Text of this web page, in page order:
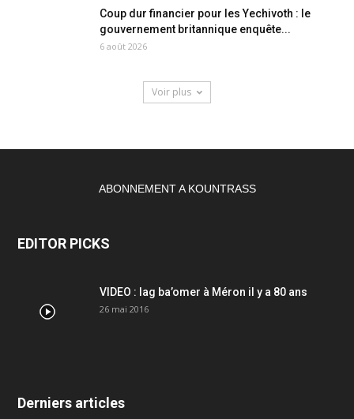
Coup dur financier pour les Yechivoth : le
gouvernement britannique enquête...
6 août 2026
Voir plus
ABONNEMENT A KOUNTRASS
EDITOR PICKS
VIDEO : lag ba’omer à Méron il y a 80 ans
26 mai 2016
Derniers articles